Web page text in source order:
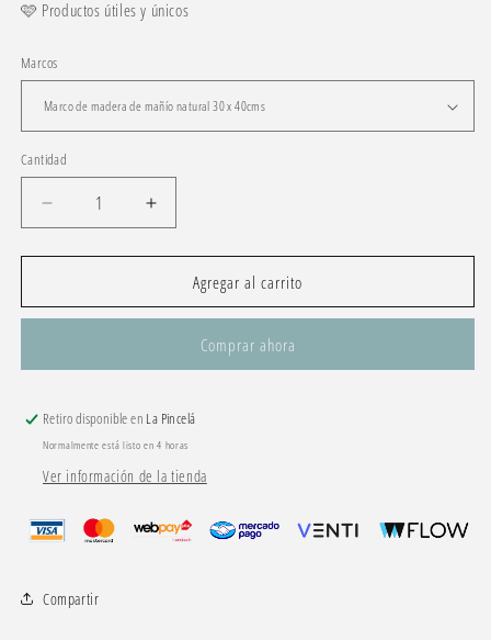
🩷 Productos útiles y únicos
Marcos
Cantidad
Reducir
cantidad
para
amarillo
Aumentar
cantidad
para
amarillo
Agregar al carrito
Comprar ahora
Retiro disponible en La Pincelá
Normalmente está listo en 4 horas
Ver información de la tienda
Compartir